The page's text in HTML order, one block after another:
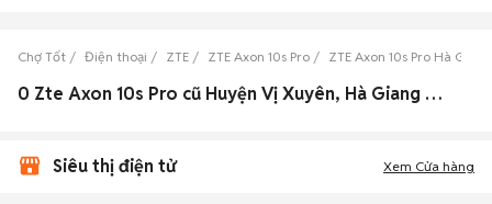
Chợ Tốt Điện thoại ZTE ZTE Axon 10s Pro ZTE Axon 10s Pro Hà Giang
0 Zte Axon 10s Pro cũ Huyện Vị Xuyên, Hà Giang đẹp
Siêu thị điện tử Xem Cửa hàng